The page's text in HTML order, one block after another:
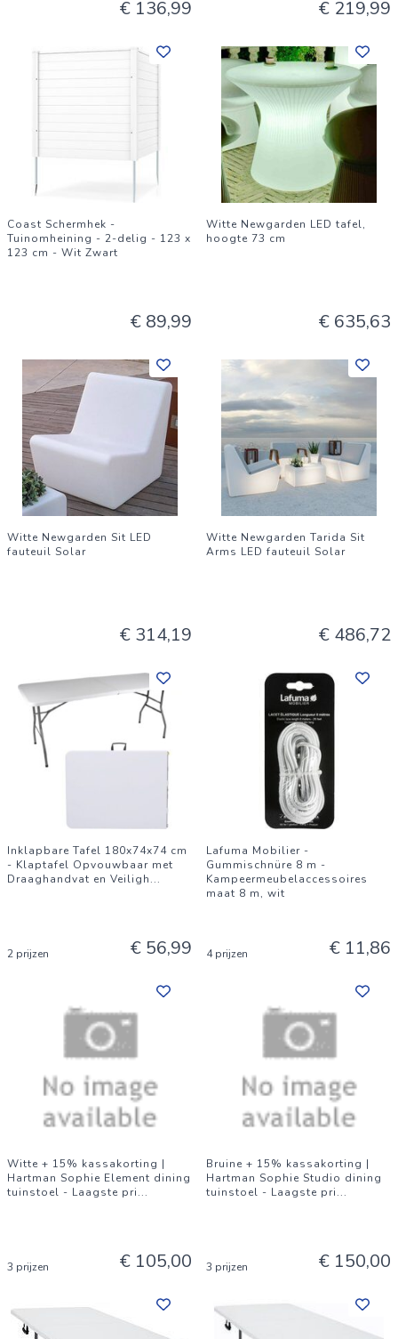
€ 136,99 € 219,99
Coast Schermhek -
Tuinomheining - 2-delig - 123 x
123 cm - Wit Zwart
€ 89,99
Witte Newgarden LED tafel,
hoogte 73 cm
€ 635,63
Witte Newgarden Sit LED
fauteuil Solar
€ 314,19
Witte Newgarden Tarida Sit
Arms LED fauteuil Solar
€ 486,72
Inklapbare Tafel 180x74x74 cm
- Klaptafel Opvouwbaar met
Draaghandvat en Veiligh...
2 prijzen € 56,99
Lafuma Mobilier -
Gummischnüre 8 m -
Kampeermeubelaccessoires
maat 8 m, wit
4 prijzen € 11,86
Witte + 15% kassakorting |
Hartman Sophie Element dining
tuinstoel - Laagste pri...
3 prijzen € 105,00
Bruine + 15% kassakorting |
Hartman Sophie Studio dining
tuinstoel - Laagste pri...
3 prijzen € 150,00